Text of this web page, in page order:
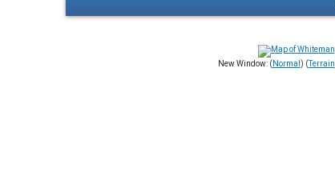
New Window: ( Normal ) (Terrain